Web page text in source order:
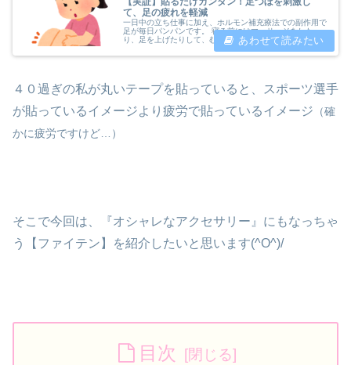
て、足の疲れを軽減
一日中の立ち仕事に加え、ホルモン補充療法での副作用で
足が毎日パンパンです。 寝る前にはマッサージをした
り、足を上げたりして、むくみ・足の疲れを和らげていま
す。 むくみ・足の疲れが出る前に何かいい方法があれ
ば・・・そうだ！『ファイテン』があっ...
４０過ぎの私が丸いテープを貼っていると、スポーツ選手
が貼っているイメージより疲労で貼っているイメージ （確
かに疲労ですけど…）
そこで今回は、『オシャレなアクセサリー』にもなっちゃ
う【ファイテン】を紹介したいと思います(^O^)/
目次